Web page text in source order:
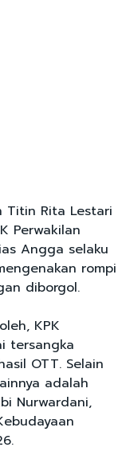
Rita Lestari
Perwakilan
Angga selaku
rompi
diborgol.
KPK
tersangka
OTT. Selain
adalah
Nurwardani,